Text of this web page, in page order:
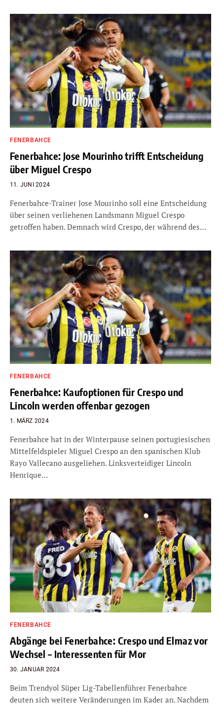
FENERBAHCE
Fenerbahce: Jose Mourinho trifft Entscheidung
über Miguel Crespo
11. JUNI 2024
Fenerbahce-Trainer Jose Mourinho soll eine Entscheidung
über seinen verliehenen Landsmann Miguel Crespo
getroffen haben. Demnach wird Crespo, der während des…
FENERBAHCE
Fenerbahce: Kaufoptionen für Crespo und
Lincoln werden offenbar gezogen
1. MÄRZ 2024
Fenerbahce hat in der Winterpause seinen portugiesischen
Mittelfeldspieler Miguel Crespo an den spanischen Klub
Rayo Vallecano ausgeliehen. Linksverteidiger Lincoln
Henrique…
FENERBAHCE
Abgänge bei Fenerbahce: Crespo und Elmaz vor
Wechsel – Interessenten für Mor
30. JANUAR 2024
Beim Trendyol Süper Lig-Tabellenführer Fenerbahce
deuten sich weitere Veränderungen im Kader an. Nachdem